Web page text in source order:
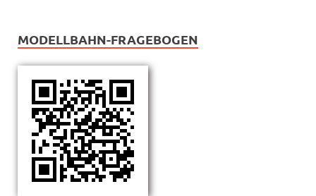
MODELLBAHN-FRAGEBOGEN